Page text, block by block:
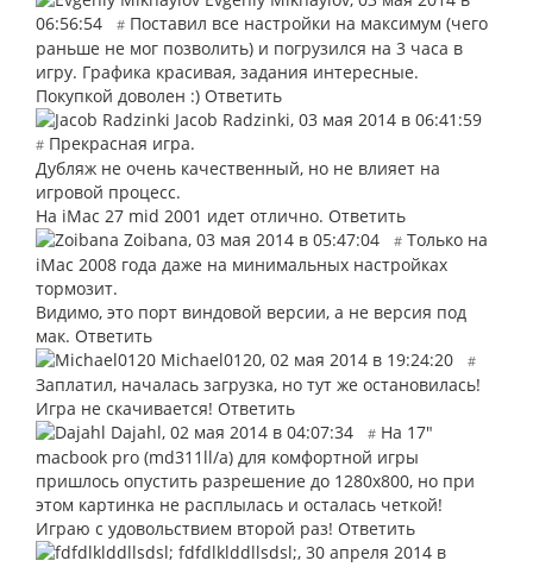
06:56:54
# Поставил все настройки на максимум (чего
раньше не мог позволить) и погрузился на 3 часа в
игру. Графика красивая, задания интересные.
Покупкой доволен :) Ответить
Jacob Radzinki, 03 мая 2014 в 06:41:59
# Прекрасная игра.
Дубляж не очень качественный, но не влияет на
игровой процесс.
На iMac 27 mid 2001 идет отлично. Ответить
Zoibana, 03 мая 2014 в 05:47:04 # Только на
iMac 2008 года даже на минимальных настройках
тормозит.
Видимо, это порт виндовой версии, а не версия под
мак. Ответить
Michael0120, 02 мая 2014 в 19:24:20 #
Заплатил, началась загрузка, но тут же остановилась!
Игра не скачивается! Ответить
Dajahl, 02 мая 2014 в 04:07:34 # На 17"
macbook pro (md311ll/a) для комфортной игры
пришлось опустить разрешение до 1280х800, но при
этом картинка не расплылась и осталась четкой!
Играю с удовольствием второй раз! Ответить
fdfdlklddllsdsl;, 30 апреля 2014 в